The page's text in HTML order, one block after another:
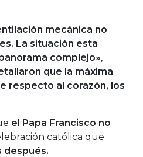
mecánica no
La situación esta
complejo»,
que la máxima
respecto al corazón, los
el Papa Francisco no
católica que
después.